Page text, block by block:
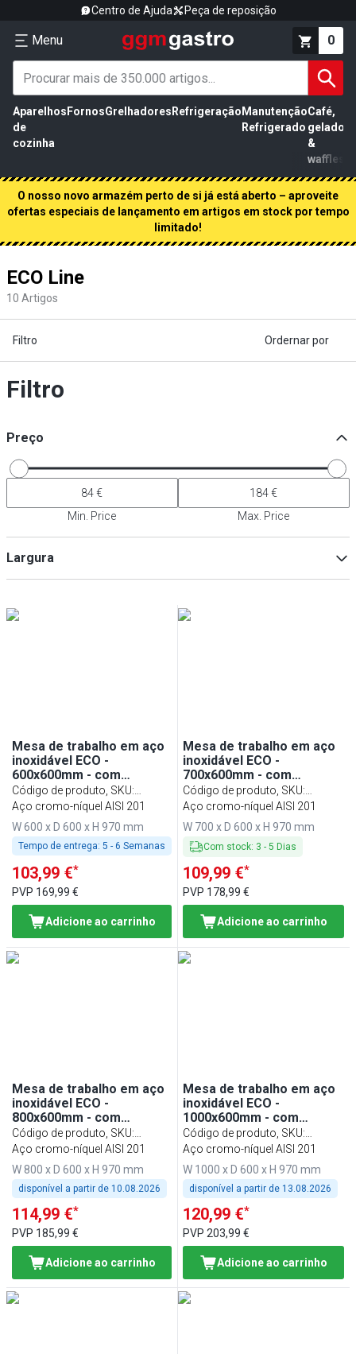
Centro de Ajuda Peça de reposição
Menu 0
Aparelhos
de
cozinha
FornosGrelhadores Refrigeração Manutenção
Refrigerado
Café,
gelados
&
waffles
O nosso novo armazém perto de si já está aberto – aproveite
ofertas especiais de lançamento em artigos em stock por tempo
limitado!
ECO Line
10 Artigos
Filtro Ordernar por
Filtro
Preço
Min. Price Max. Price
Largura
Mesa de trabalho em aço
inoxidável ECO -
600x600mm - com
prateleira inferior & com
painel traseiro & com
travessas de reforço
Código de produto, SKU:
ATK66A#ECO
Aço cromo-níquel AISI 201
W 600 x D 600 x H 970 mm
Tempo de entrega: 5 - 6 Semanas
103,99 €*
PVP 169,99 €
Adicione ao carrinho
Mesa de trabalho em aço
inoxidável ECO -
700x600mm - com
prateleira inferior & com
painel traseiro & com
travessas de reforço
Código de produto, SKU:
ATK76A#ECO
Aço cromo-níquel AISI 201
W 700 x D 600 x H 970 mm
Com stock: 3 -5 Dias
109,99 €*
PVP 178,99 €
Adicione ao carrinho
Mesa de trabalho em aço
inoxidável ECO -
800x600mm - com
prateleira inferior & com
painel traseiro & com
travessas de reforço
Código de produto, SKU:
ATK86A#ECO
Aço cromo-níquel AISI 201
W 800 x D 600 x H 970 mm
disponível a partir de 10.08.2026
114,99 €*
PVP 185,99 €
Adicione ao carrinho
Mesa de trabalho em aço
inoxidável ECO -
1000x600mm - com
prateleira inferior & com
painel traseiro & com
travessas de reforço
Código de produto, SKU:
ATK106A#ECO
Aço cromo-níquel AISI 201
W 1000 x D 600 x H 970 mm
disponível a partir de 13.08.2026
120,99 €*
PVP203,99 €
Adicione ao carrinho